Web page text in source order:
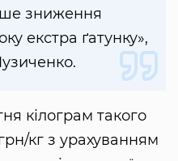
зниження
екстра ґатунку»,
кілограм такого
кг з урахуванням